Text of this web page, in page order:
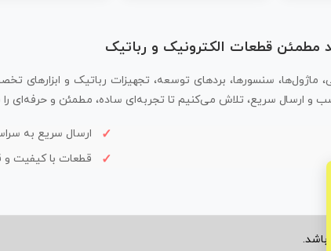
مطمئن قطعات الکترونیک و رباتیک
ماژول‌ها، سنسورها، بردهای توسعه، تجهیزات رباتیک و ابزارهای
ارسال سریع، تلاش می‌کنیم تا تجربه‌ای ساده، مطمئن و حرفه‌ای را
ارسال سریع به
قطعات با کیفیت